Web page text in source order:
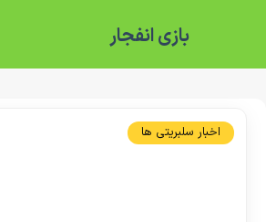
بازی انفجار
اخبار سلبریتی ها